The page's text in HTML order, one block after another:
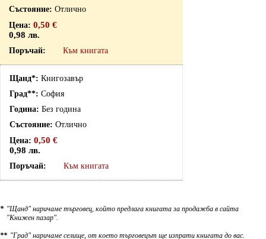
Отлично
0,50 €
0,98 лв.
Към книгата
Книгозавър
София
Без година
Отлично
0,50 €
0,98 лв.
Към книгата
* "Щанд" наричаме търговец, който предлага книгата за продажба в сайта
"Книжен пазар".
** "Град" наричаме селище, от което търговецът ще изпрати книгата до вас.